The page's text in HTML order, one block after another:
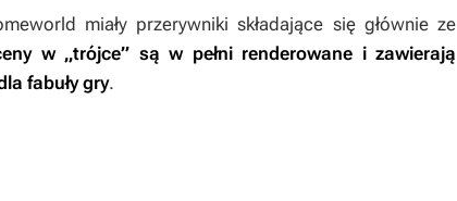
miały przerywniki składające się głównie ze
w „trójce” są w pełni renderowane i zawierają
fabuły gry.